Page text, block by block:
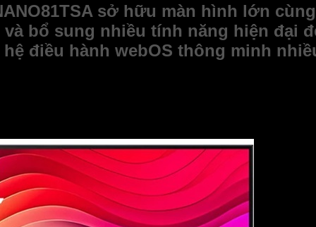
sở hữu màn hình lớn
bổ sung nhiều tính năng hiện đại
hệ điều hành webOS thông minh
Kích thước màn hình 65 inch rộng lớn phù hợp với các